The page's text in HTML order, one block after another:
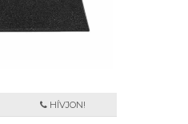
HÍVJON!